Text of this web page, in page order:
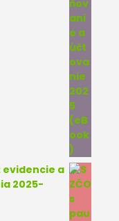
evidencie a
2025-